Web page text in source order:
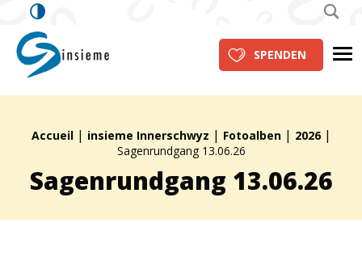
insieme Innerschwyz
SPENDEN
Brotkrümelpfad:
Accueil | insieme Innerschwyz | Fotoalben | 2026 |
Sagenrundgang 13.06.26
Sagenrundgang 13.06.26